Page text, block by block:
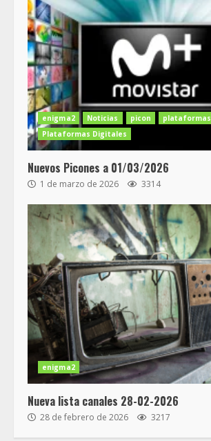
enigma2 Noticias picon
plataformas
Plataformas Digitales
Nuevos Picones a 01/03/2026
1 de marzo de 2026 3314
enigma2
Nueva lista canales 28-02-2026
28 de febrero de 2026 3217